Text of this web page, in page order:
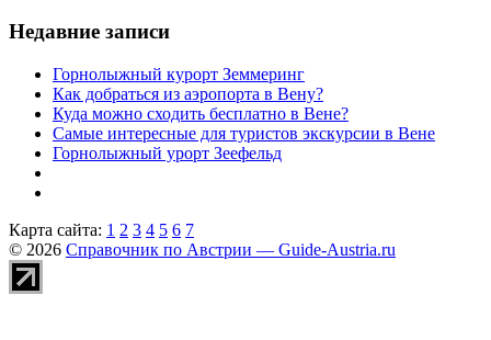
Недавние записи
Горнолыжный курорт Земмеринг
Как добраться из аэропорта в Вену?
Куда можно сходить бесплатно в Вене?
Самые интересные для туристов экскурсии в Вене
Горнолыжный урорт Зеефельд
Карта сайта: 1 2 3 4 5 6 7
© 2026 Справочник по Австрии — Guide-Austria.ru